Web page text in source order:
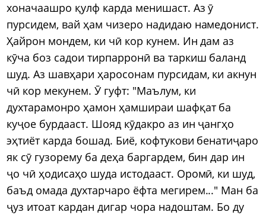
хоначаашро қулф карда менишаст. Аз ӯ
пурсидем, вай ҳам чизеро надидаю намедонист.
Ҳайрон мондем, ки чӣ кор кунем. Ин дам аз
кӯча боз садои тирпарронӣ ва таркиш баланд
шуд. Аз шавҳари ҳаросонам пурсидам, ки акнун
чӣ кор мекунем. Ӯ гуфт: "Маълум, ки
духтарамонро ҳамон ҳамшираи шафқат ба
куҷое бурдааст. Шояд кӯдакро аз ин ҷангҳо
эҳтиёт карда бошад. Биё, кофтукови бенатиҷаро
як сӯ гузорему ба деҳа баргардем, бин дар ин
ҷо чӣ ҳодисаҳо шуда истодааст. Оромӣ, ки шуд,
баъд омада духтарчаро ёфта мегирем..." Ман ба
ҷуз итоат кардан дигар чора надоштам. Бо ду